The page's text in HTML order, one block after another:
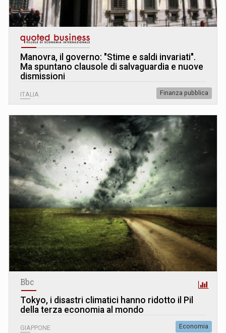
Manovra, il governo: "Stime e saldi invariati".
Ma spuntano clausole di salvaguardia e nuove
dismissioni
ITALIA Finanza pubblica
Bbc
Tokyo, i disastri climatici hanno ridotto il Pil
della terza economia al mondo
GIAPPONE Economia